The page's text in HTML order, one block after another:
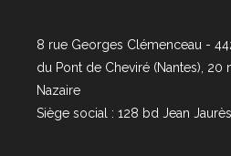
8 rue Georges Clémenceau -
du Pont de Cheviré (Nantes), 20
Nazaire
Siège social : 128 bd Jean